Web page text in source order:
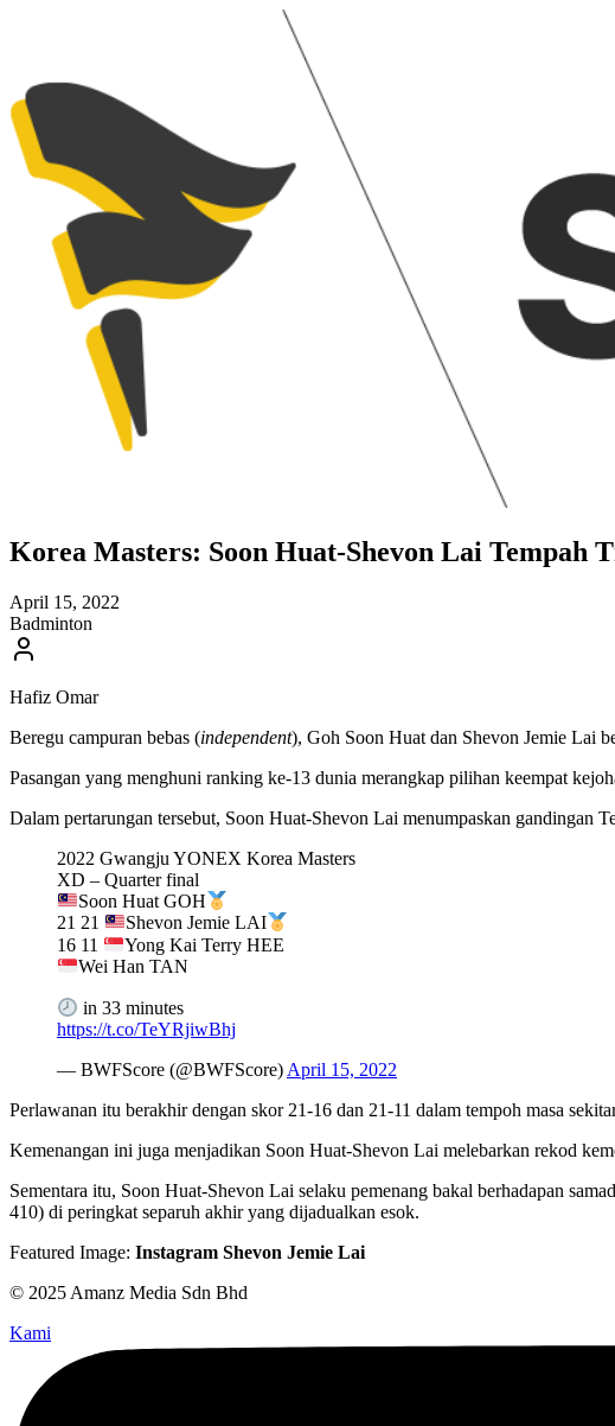
Korea Masters: Soon Huat-Shevon Lai Tempah
April 15, 2022
Badminton
Hafiz Omar
Beregu campuran bebas (independent), Goh Soon Huat dan Shevon Jemie Lai
Pasangan yang menghuni ranking ke-13 dunia merangkap pilihan keempat
Dalam pertarungan tersebut, Soon Huat-Shevon Lai menumpaskan gandingan
2022 Gwangju YONEX Korea Masters
XD – Quarter final
Soon Huat GOH
21 21
Shevon Jemie LAI
16 11
Yong Kai Terry HEE
Wei Han TAN
in 33 minutes
https://t.co/TeYRjiwBhj
— BWFScore (@BWFScore) April 15, 2022
Perlawanan itu berakhir dengan skor 21-16 dan 21-11 dalam tempoh masa
Kemenangan ini juga menjadikan Soon Huat-Shevon Lai melebarkan rekod
Sementara itu, Soon Huat-Shevon Lai selaku pemenang bakal berhadapan
410) di peringkat separuh akhir yang dijadualkan esok.
Featured Image: Instagram Shevon Jemie Lai
© 2025 Amanz Media Sdn Bhd
Kami